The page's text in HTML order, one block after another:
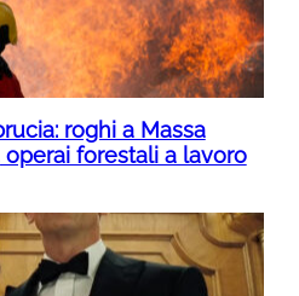
roghi a Massa
forestali a lavoro